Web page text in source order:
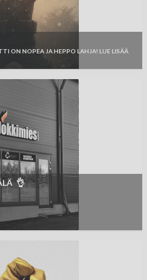
ON NOPEA JA HEPPO LAHJA! LUE LISÄÄ
👌